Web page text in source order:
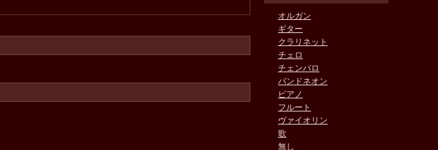
オルガン
ギター
クラリネット
チェロ
チェンバロ
バンドネオン
ピアノ
フルート
ヴァイオリン
歌
無し